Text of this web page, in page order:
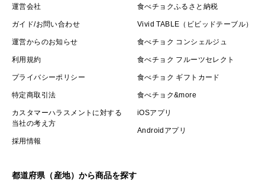
運営会社
ガイド/お問い合わせ
運営からのお知らせ
利用規約
プライバシーポリシー
特定商取引法
カスタマーハラスメントに対する
当社の考え方
採用情報
食べチョクふるさと納税
Vivid TABLE（ビビッドテーブル）
食べチョク コンシェルジュ
食べチョク フルーツセレクト
食べチョク ギフトカード
食べチョク&more
iOSアプリ
Androidアプリ
都道府県（産地）から商品を探す